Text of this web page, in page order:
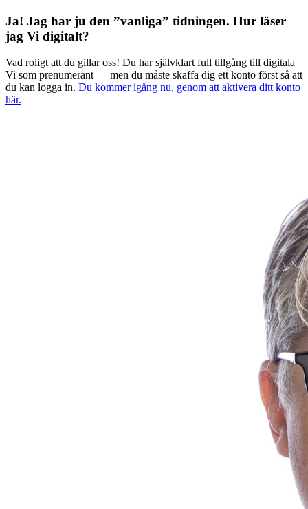
Ja! Jag har ju den ”vanliga” tidningen. Hur läser
jag Vi digitalt?
Vad roligt att du gillar oss! Du har självklart full tillgång till digitala
Vi som prenumerant — men du måste skaffa dig ett konto först så att
du kan logga in. Du kommer igång nu, genom att aktivera ditt konto
här.